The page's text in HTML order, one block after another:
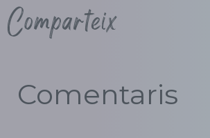
Comparteix
Comentaris